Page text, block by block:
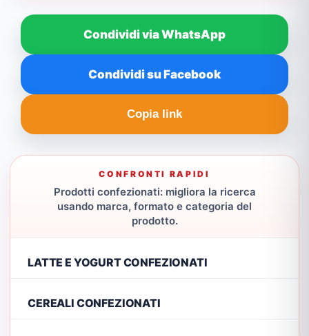
Condividi via WhatsApp
Condividi su Facebook
Copia link
CONFRONTI RAPIDI
Prodotti confezionati: migliora la ricerca
usando marca, formato e categoria del
prodotto.
LATTE E YOGURT CONFEZIONATI
CEREALI CONFEZIONATI